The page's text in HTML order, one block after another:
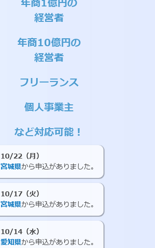
年商1億円の
経営者
年商10億円の
経営者
フリーランス
個人事業主
など対応可能！
10/22（月）
宮城県から申込がありました。
10/17（火）
宮城県から申込がありました。
10/14（水）
愛知県から申込がありました。